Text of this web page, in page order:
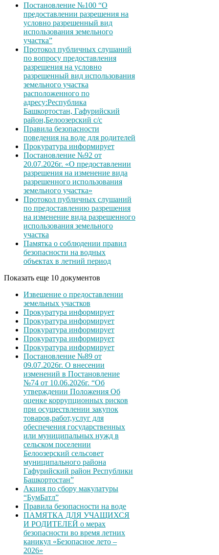
Постановление №100 “О
предоставлении разрешения на
условно разрешенный вид
использования земельного
участка”
Протокол публичных слушаний
по вопросу предоставления
разрешения на условно
разрешенный вид использования
земельного участка
расположенного по
адресу:Республика
Башкортостан, Гафурийский
район,Белоозерский с/с
Правила безопасности
поведения на воде для родителей
Прокуратура информирует
Постановление №92 от
20.07.2026г. «О предоставлении
разрешения на изменение вида
разрешенного использования
земельного участка»
Протокол публичных слушаний
по предоставлению разрешения
на изменение вида разрешенного
использования земельного
участка
Памятка о соблюдении правил
безопасности на водных
объектах в летний период
Показать еще 10 документов
Извещение о предоставлении
земельных участков
Прокуратура информирует
Прокуратура информирует
Прокуратура информирует
Прокуратура информирует
Прокуратура информирует
Постановление №89 от
09.07.2026г. О внесении
изменений в Постановление
№74 от 10.06.2026г. “Об
утверждении Положения Об
оценке коррупционных рисков
при осуществлении закупок
товаров,работ,услуг для
обеспечения государственных
или муниципальных нужд в
сельском поселении
Белоозерский сельсовет
муниципального района
Гафурийский район Республики
Башкортостан”
Акция по сбору макулатуры
“БумБатл”
Правила безопасности на воде
ПАМЯТКА ДЛЯ УЧАЩИХСЯ
И РОДИТЕЛЕЙ о мерах
безопасности во время летних
каникул «Безопасное лето –
2026»